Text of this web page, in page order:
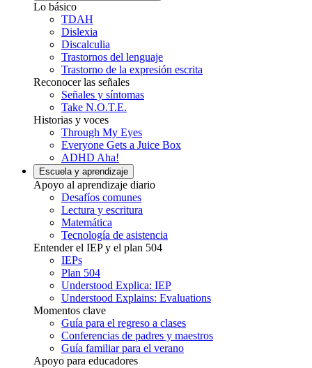
Lo básico
TDAH
Dislexia
Discalculia
Trastornos del lenguaje
Trastorno de la expresión escrita
Reconocer las señales
Señales y síntomas
Take N.O.T.E.
Historias y voces
Through My Eyes
Everyone Gets a Juice Box
ADHD Aha!
Escuela y aprendizaje
Apoyo al aprendizaje diario
Desafíos comunes
Lectura y escritura
Matemática
Tecnología de asistencia
Entender el IEP y el plan 504
IEPs
Plan 504
Understood Explica: IEP
Understood Explains: Evaluations
Momentos clave
Guía para el regreso a clases
Conferencias de padres y maestros
Guía familiar para el verano
Apoyo para educadores